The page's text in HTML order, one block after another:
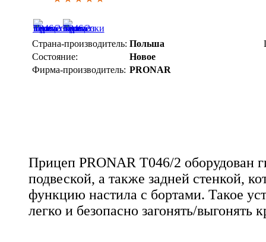
Страна-производитель: Польша
Состояние:
Новое
Фирма-производитель: PRONAR
Прицеп PRONAR T046/2 оборудован
подвеской, а также задней стенкой,
функцию настила с бортами. Такое
легко и безопасно загонять/